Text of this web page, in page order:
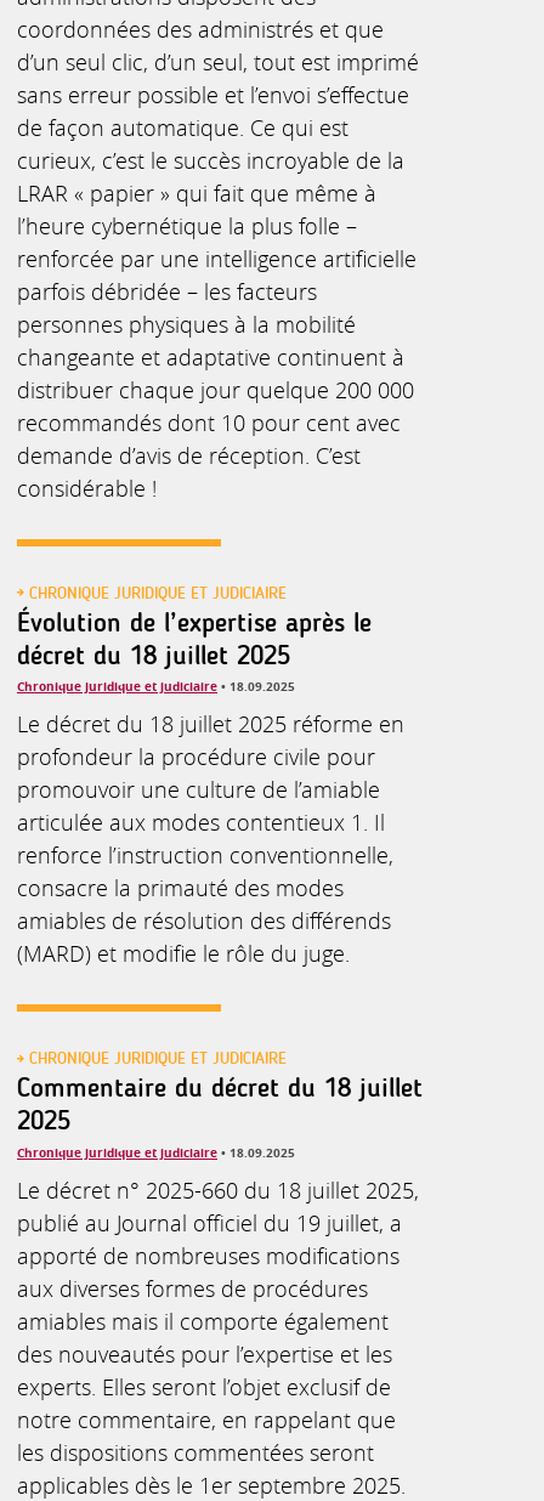
coordonnées des administrés et que
d’un seul clic, d’un seul, tout est imprimé
sans erreur possible et l’envoi s’effectue
de façon automatique. Ce qui est
curieux, c’est le succès incroyable de la
LRAR « papier » qui fait que même à
l’heure cybernétique la plus folle –
renforcée par une intelligence artificielle
parfois débridée – les facteurs
personnes physiques à la mobilité
changeante et adaptative continuent à
distribuer chaque jour quelque 200 000
recommandés dont 10 pour cent avec
demande d’avis de réception. C’est
considérable !
CHRONIQUE JURIDIQUE ET JUDICIAIRE
Évolution de l’expertise après le
décret du 18 juillet 2025
Chronique juridique et judiciaire • 18.09.2025
Le décret du 18 juillet 2025 réforme en
profondeur la procédure civile pour
promouvoir une culture de l’amiable
articulée aux modes contentieux 1. Il
renforce l’instruction conventionnelle,
consacre la primauté des modes
amiables de résolution des différends
(MARD) et modifie le rôle du juge.
CHRONIQUE JURIDIQUE ET JUDICIAIRE
Commentaire du décret du 18 juillet
2025
Chronique juridique et judiciaire • 18.09.2025
Le décret n° 2025-660 du 18 juillet 2025,
publié au Journal officiel du 19 juillet, a
apporté de nombreuses modifications
aux diverses formes de procédures
amiables mais il comporte également
des nouveautés pour l’expertise et les
experts. Elles seront l’objet exclusif de
notre commentaire, en rappelant que
les dispositions commentées seront
applicables dès le 1er septembre 2025.